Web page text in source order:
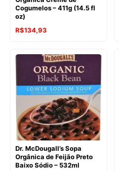
Cogumelos – 411g (14.5 fl
oz)
R$134,93
Dr. McDougall’s Sopa
Orgânica de Feijão Preto
Baixo Sódio – 532ml